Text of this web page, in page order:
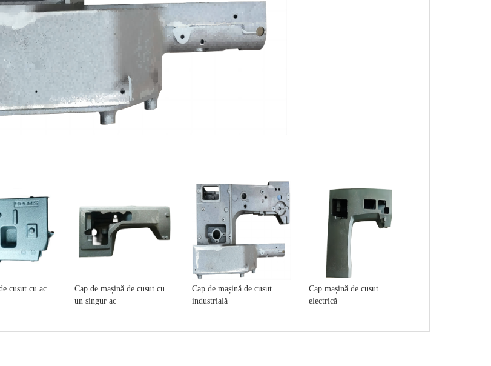
cusut cu ac
Cap de mașină de cusut cu
un singur ac
Cap de mașină de cusut
industrială
Cap mașină de cusut
electrică